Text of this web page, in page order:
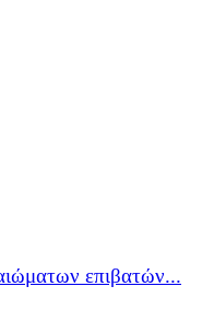
επιβατών...